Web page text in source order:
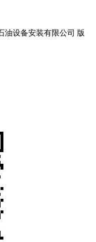
油设备安装有限公司 版